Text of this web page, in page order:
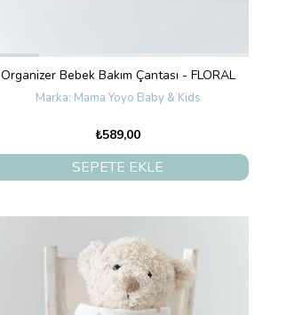
Organizer Bebek Bakım Çantası - FLORAL
Mama Yoyo Baby & Kids
₺589,00
SEPETE EKLE